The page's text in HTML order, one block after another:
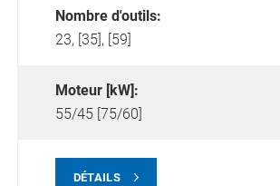
Nombre d'outils:
23, [35], [59]
Moteur [kW]:
55/45 [75/60]
DÉTAILS